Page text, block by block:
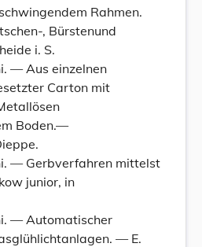
Rahmen.
, Bürstenund
i. S.
— Aus einzelnen
Carton mit
Boden.—
— Gerbverfahren mittelst
junior, in
— Automatischer
— E.